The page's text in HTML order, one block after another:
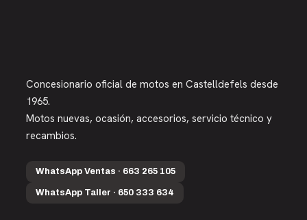
Concesionario oficial de motos en Castelldefels desde
1965.
Motos nuevas, ocasión, accesorios, servicio técnico y
recambios.
WhatsApp Ventas · 663 265 105
WhatsApp Taller · 650 333 634